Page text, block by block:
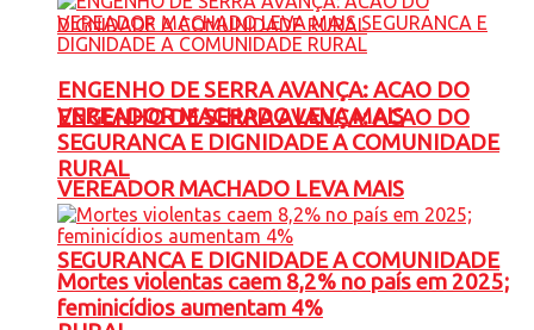
ENGENHO DE SERRA AVANÇA: ACAO DO
VEREADOR MACHADO LEVA MAIS
SEGURANCA E DIGNIDADE A COMUNIDADE
ENGENHO DE SERRA AVANÇA: ACAO DO
VEREADOR MACHADO LEVA MAIS
SEGURANCA E DIGNIDADE A COMUNIDADE
RURAL
Mortes violentas caem 8,2% no país em 2025;
feminicídios aumentam 4%